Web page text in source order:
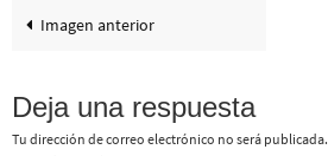
Imagen anterior
Deja una respuesta
Tu dirección de correo electrónico no será publicada.